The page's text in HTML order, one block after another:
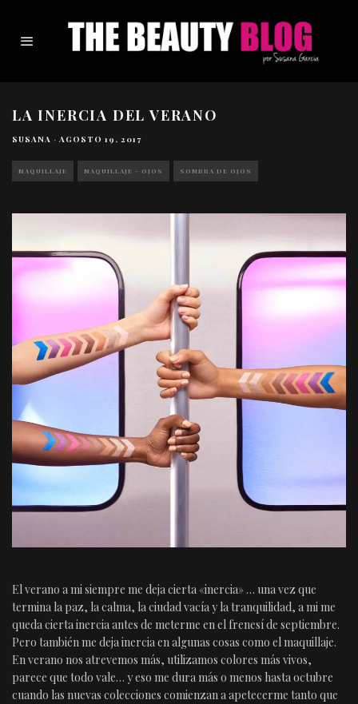
LA INERCIA DEL VERANO
SUSANA · AGOSTO 19, 2017
MAQUILLAJE MAQUILLAJE - OJOS SOMBRA DE OJOS
El verano a mi siempre me deja cierta «inercia» … una vez que
termina la paz, la calma, la ciudad vacía y la tranquilidad, a mi me
queda cierta inercia antes de meterme en el frenesí de septiembre.
Pero también me deja inercia en algunas cosas como el maquillaje.
En verano nos atrevemos más, utilizamos colores más vivos,
parece que todo vale… y eso me dura más o menos hasta octubre
cuando las nuevas colecciones comienzan a apetecerme tanto que